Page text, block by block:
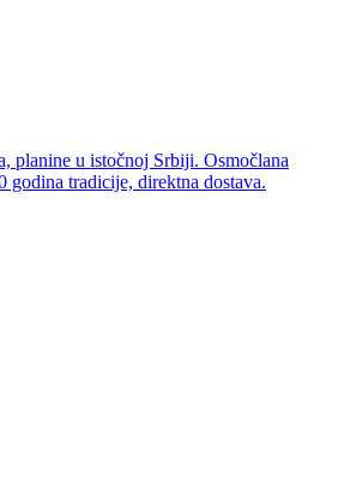
planine u istočnoj Srbiji. Osmočlana
tradicije, direktna dostava.